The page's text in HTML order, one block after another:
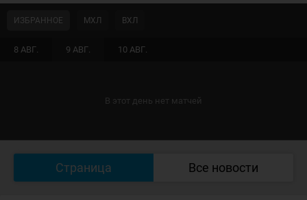
8 АВГ. 9 АВГ. 10 АВГ.
ИЗБРАННОЕ МХЛ ВХЛ
В этот день нет матчей
Страница Все новости